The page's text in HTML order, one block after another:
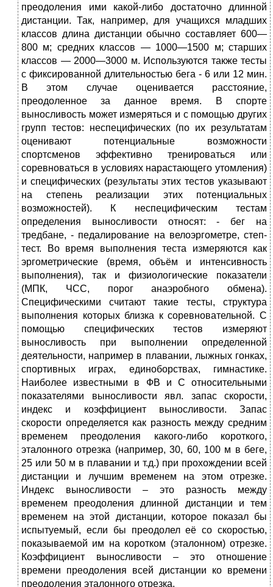
преодоления ими какой-либо достаточно длинной
дистан­ции. Так, например, для учащихся младших
классов длина дистан­ции обычно составляет 600—
800 м; средних классов — 1000—1500 м; старших
классов — 2000—3000 м. Используются также тесты
с фик­сированной длительностью бега - 6 или 12 мин.
В этом случае оце­нивается расстояние,
преодоленное за данное время. В спорте
выносливость может измеряться и с помощью дру­гих
групп тестов: неспецифических (по их результатам
оцени­вают потенциальные возможности
спортсменов эффективно тренироваться или
соревноваться в условиях нарастающего утом­ления)
и специфических (результаты этих тестов указывают
на степень реализации этих потенциальных
возможностей). К неспецифическим тестам
определения выносливости отно­сят: - бег на
тредбане, - педалирование на велоэргометре, степ-
тест. Во время выполнения теста измеряются как
эргометрические (время, объём и интенсивность
выполнения), так и фи­зиологические показатели
(МПК, ЧСС, порог анаэробно­го обмена).
Специфическими считают такие тесты, структура
выполнения которых близка к соревновательной. С
помощью специфических тестов измеряют
выносливость при выполнении определенной
деятельности, например в плавании, лыжных гонках,
спортивных играх, единоборствах, гимнастике.
Наиболее известными в ФВ и С относительными
показателями выносливости явл. запас скорости,
индекс и коэффициент выносливости. Запас
скорости определяется как разность между средним
временем преодоления какого-либо короткого,
эталонного отрезка (например, 30, 60, 100 м в беге,
25 или 50 м в плавании и т.д.) при прохождении всей
дистанции и лучшим вре­менем на этом отрезке.
Индекс выносливости – это разность между
временем преодоления длинной дистанции и тем
временем на этой дистанции, которое показал бы
испытуемый, если бы пре­одолел её со скоростью,
показываемой им на коротком (эталон­ном) отрезке.
Коэффициент выносливости – это отношение
времени преодоления всей дистанции ко времени
преодоления эталонного отрезка.